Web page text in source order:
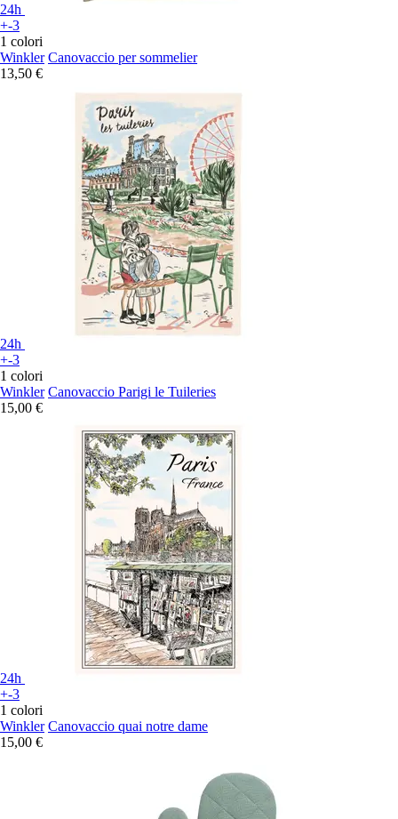
24h
+-3
1 colori
Winkler Canovaccio per sommelier
13,50 €
24h
+-3
1 colori
Winkler Canovaccio Parigi le Tuileries
15,00 €
24h
+-3
1 colori
Winkler Canovaccio quai notre dame
15,00 €